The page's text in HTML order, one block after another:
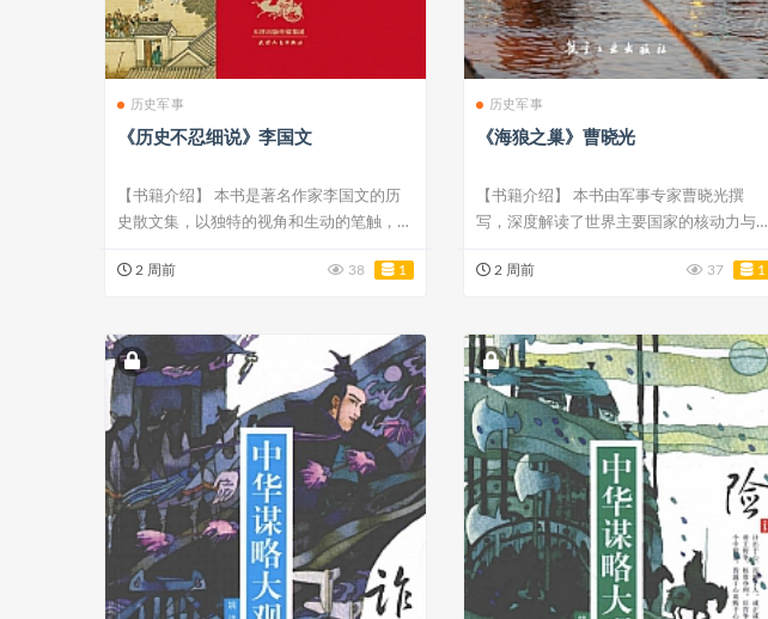
历史军事
《历史不忍细说》李国文
【书籍介绍】 本书是著名作家李国文的历
史散文集，以独特的视角和生动的笔触，细
2 周前 38 1
历史军事
《海狼之巢》曹晓光
【书籍介绍】 本书由军事专家曹晓光撰
写，深度解读了世界主要国家的核动力与常
2 周前 37 1